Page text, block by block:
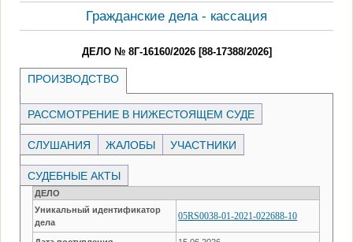
Гражданские дела - кассация
ДЕЛО № 8Г-16160/2026 [88-17388/2026]
ПРОИЗВОДСТВО
РАССМОТРЕНИЕ В НИЖЕСТОЯЩЕМ СУДЕ
СЛУШАНИЯ ЖАЛОБЫ УЧАСТНИКИ
СУДЕБНЫЕ АКТЫ
ДЕЛО
Уникальный идентификатор
дела
05RS0038-01-2021-022688-10